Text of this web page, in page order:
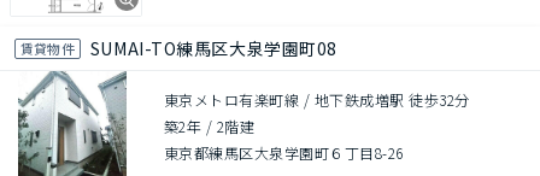
賃貸物件 SUMAI-TO練馬区大泉学園町08
東京メトロ有楽町線 / 地下鉄成増駅 徒歩32分
築2年 / 2階建
東京都練馬区大泉学園町６丁目8-26